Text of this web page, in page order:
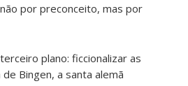
por preconceito, mas por
plano: ficcionalizar as
Bingen, a santa alemã